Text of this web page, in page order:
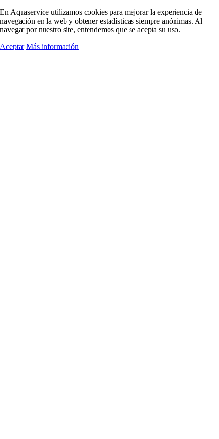
En Aquaservice utilizamos cookies para mejorar la experiencia de
navegación en la web y obtener estadísticas siempre anónimas. Al
navegar por nuestro site, entendemos que se acepta su uso.
Aceptar Más información